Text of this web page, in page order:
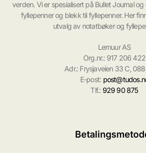
verden. Vi er spesialisert på Bullet Journal
fyllepenner og blekk til fyllepenner. Her
utvalg av notatbøker og
Lemuur AS
Org.nr.: 917 206 422
Adr.: Frysjaveien 33 C,
E-post:
Tlf.: 929 90 875